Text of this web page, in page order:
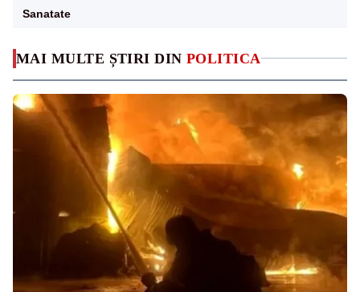
MAI MULTE ȘTIRI DIN POLITICA
Sanatate